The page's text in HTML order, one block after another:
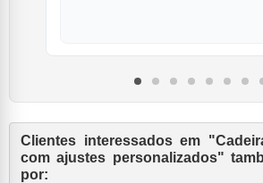
Clientes interessados em
com ajustes personalizados"
por: